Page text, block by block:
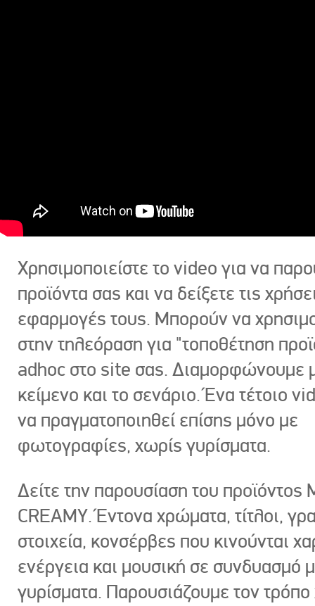
Χρησιμοποιείστε το video για να
προϊόντα σας και να δείξετε τις
εφαρμογές τους. Μπορούν να
στην τηλεόραση για "τοποθέτηση
adhoc στο site σας. Διαμορφώνουμε
κείμενο και το σενάριο. Ένα τέτοιο
να πραγματοποιηθεί επίσης μόνο με
φωτογραφίες, χωρίς γυρίσματα.
Δείτε την παρουσίαση του προϊόντος
CREAMY. Έντονα χρώματα, τίτλοι,
στοιχεία, κονσέρβες που κινούνται
ενέργεια και μουσική σε συνδυασμό
γυρίσματα. Παρουσιάζουμε τον